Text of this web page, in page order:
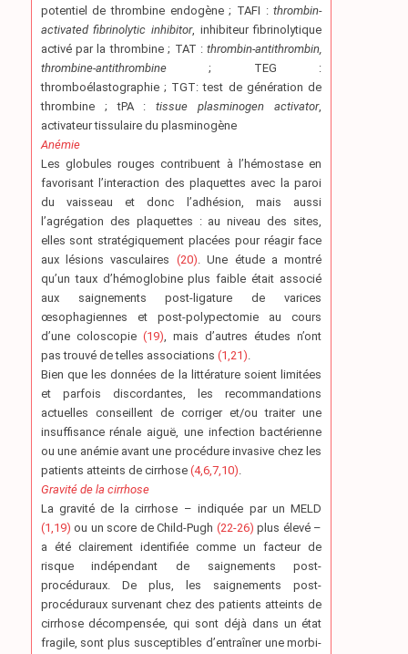
potentiel de thrombine endogène ; TAFI :thrombin-
activated fibrinolytic inhibitor, inhibiteur fibrinolytique
activé par la thrombine ; TAT :thrombin-antithrombin,
thrombine-antithrombine; TEG :
thromboélastographie ; TGT: test de génération de
thrombine ; tPA :tissue plasminogen activator,
activateur tissulaire du plasminogène
Anémie
Les globules rouges contribuent à l’hémostase en
favorisant l’interaction des plaquettes avec la paroi
du vaisseau et donc l’adhésion, mais aussi
l’agrégation des plaquettes : au niveau des sites,
elles sont stratégiquement placées pour réagir face
aux lésions vasculaires (20). Une étude a montré
qu’un taux d’hémoglobine plus faible était associé
aux saignements post-ligature de varices
œsophagiennes et post-polypectomie au cours
d’une coloscopie (19), mais d’autres études n’ont
pas trouvé de telles associations (1,21).
Bien que les données de la littérature soient limitées
et parfois discordantes, les recommandations
actuelles conseillent de corriger et/ou traiter une
insuffisance rénale aiguë, une infection bactérienne
ou une anémie avant une procédure invasive chez les
patients atteints de cirrhose (4,6,7,10).
Gravité de la cirrhose
La gravité de la cirrhose – indiquée par un MELD
(1,19) ou un score de Child-Pugh (22-26) plus élevé –
a été clairement identifiée comme un facteur de
risque indépendant de saignements post-
procéduraux. De plus, les saignements post-
procéduraux survenant chez des patients atteints de
cirrhose décompensée, qui sont déjà dans un état
fragile, sont plus susceptibles d’entraîner une morbi-